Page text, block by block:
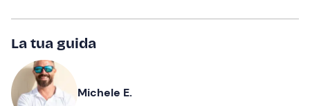
La tua guida
Michele E.